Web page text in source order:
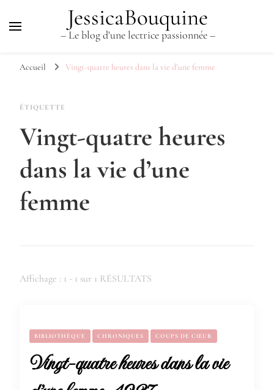
JessicaBouquine
– Le blog d'une lectrice passionnée –
Accueil Vingt-quatre heures dans la vie d’une femme
ÉTIQUETTE
Vingt-quatre heures
dans la vie d’une
femme
Affichage : 1 - 1 sur 1 RÉSULTATS
BIBLIOTHÈQUE CHRONIQUES COUPS DE CŒUR
Vingt-quatre heures dans la vie